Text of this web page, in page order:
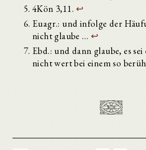
4Kön 3,11. ↩
Euagr.: und infolge der
nicht glaube … ↩
Ebd.: und dann glaube, es
nicht wert bei einem so